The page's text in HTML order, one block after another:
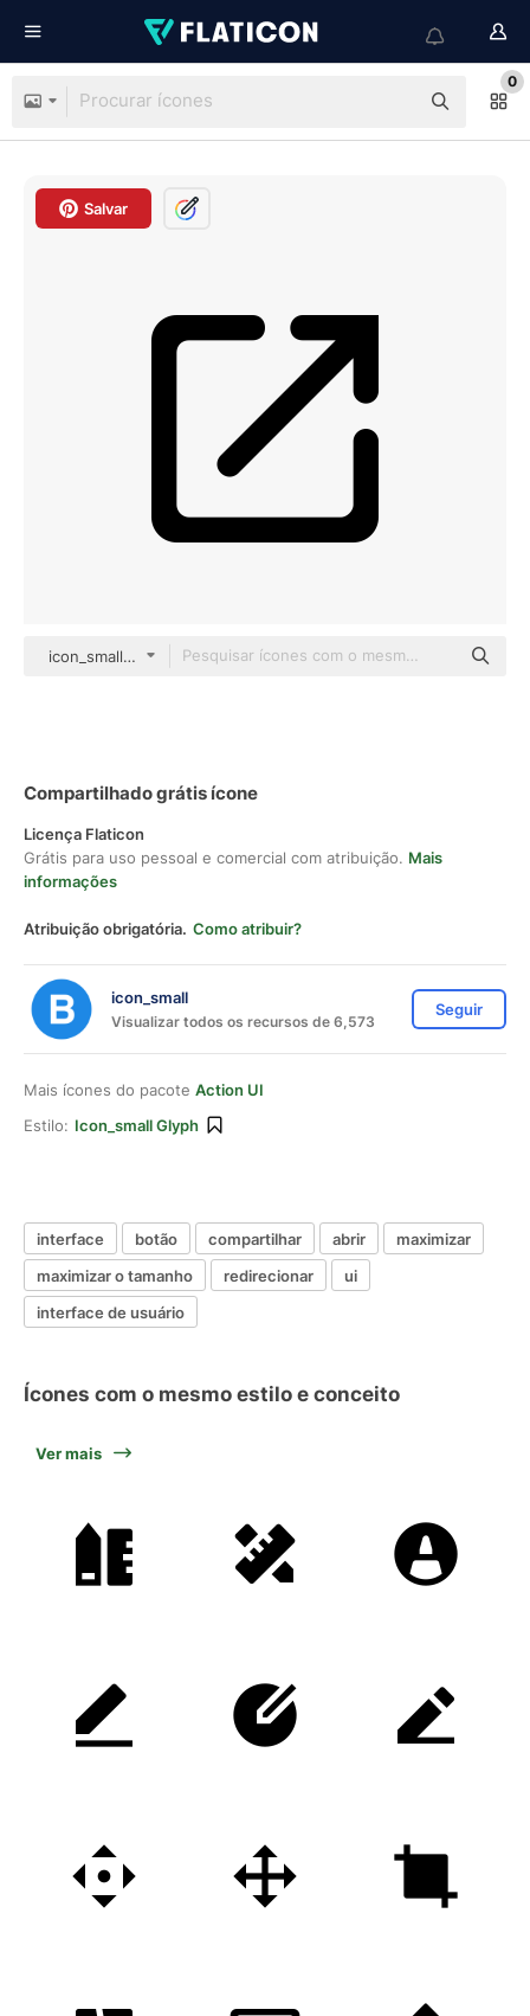
0
Salvar
icon_small Glyph
Compartilhado grátis ícone
Licença Flaticon
Grátis para uso pessoal e comercial com atribuição. Mais
informações
Atribuição obrigatória. Como atribuir?
icon_small
Visualizar todos os recursos de 6,573
Seguir
Mais ícones do pacote Action UI
Estilo: Icon_small Glyph
interface botão compartilhar abrir
maximizar
maximizar o tamanho
redirecionar
ui
interface de usuário
Ícones com o mesmo estilo e conceito
Ver mais